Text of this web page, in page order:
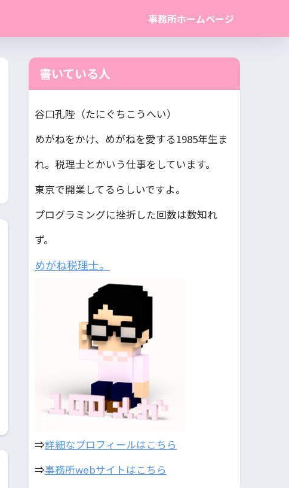
事務所ホームページ
書いている人
谷口孔陛（たにぐちこうへい）
めがねをかけ、めがねを愛する1985年生ま
れ。税理士とかいう仕事をしています。
東京で開業してるらしいですよ。
プログラミングに挫折した回数は数知れ
ず。
めがね税理士。
⇒詳細なプロフィールはこちら
⇒事務所webサイトはこちら